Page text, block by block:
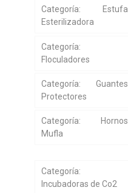
Categoría: Estufa
Esterilizadora
Categoría:
Floculadores
Categoría: Guantes
Protectores
Categoría: Hornos
Mufla
Categoría:
Incubadoras de Co2